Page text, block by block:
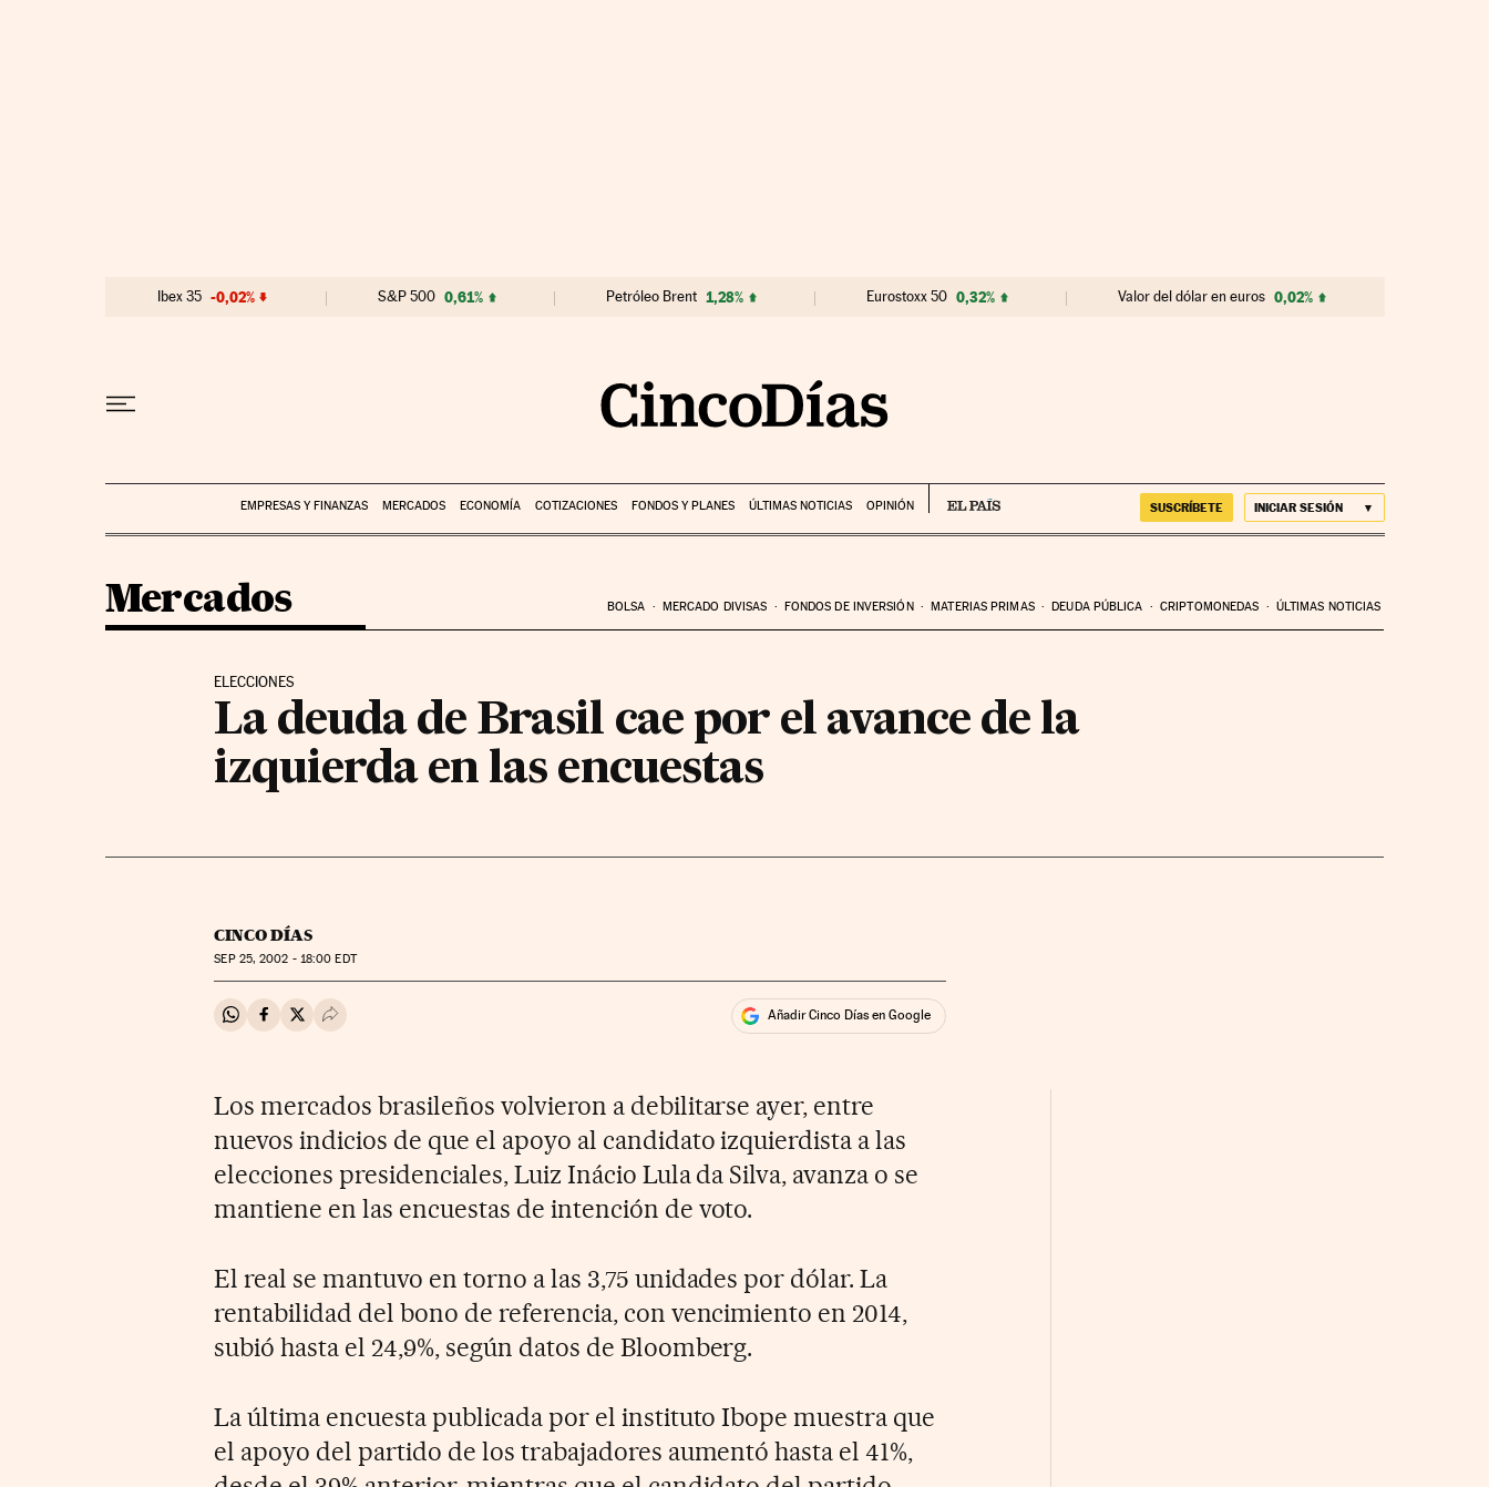
Ibex 35 -0,02% S&P 500 0,61% Petróleo Brent 1,28% Eurostoxx 50 0,32% Valor del dólar en euros 0,02%
EMPRESAS Y FINANZAS MERCADOS ECONOMÍA COTIZACIONES FONDOS Y PLANES ÚLTIMAS NOTICIAS OPINIÓN SUSCRÍBETE INICIAR SESIÓN
Mercados BOLSA MERCADO DIVISAS FONDOS DE INVERSIÓN MATERIAS PRIMAS DEUDA PÚBLICA CRIPTOMONEDAS ÚLTIMAS NOTICIAS
ELECCIONES
La deuda de Brasil cae por el avance de la
izquierda en las encuestas
CINCO DÍAS
SEP25, 2002 - 18:00 EDT
Compartir en Whatsapp
Compartir en Facebook
Compartir en Twitter
Desplegar Redes Sociales Añadir Cinco Días en Google
Los mercados brasileños volvieron a debilitarse ayer, entre
nuevos indicios de que el apoyo al candidato izquierdista a las
elecciones presidenciales, Luiz Inácio Lula da Silva, avanza o se
mantiene en las encuestas de intención de voto.
El real se mantuvo en torno a las 3,75 unidades por dólar. La
rentabilidad del bono de referencia, con vencimiento en 2014,
subió hasta el 24,9%, según datos de Bloomberg.
La última encuesta publicada por el instituto Ibope muestra que
el apoyo del partido de los trabajadores aumentó hasta el 41%,